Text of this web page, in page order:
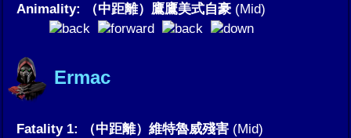
Animality: （中距離）鷹鷹美式自豪 (Mid)
Ermac
Fatality 1: （中距離）維特魯威殘害 (Mid)